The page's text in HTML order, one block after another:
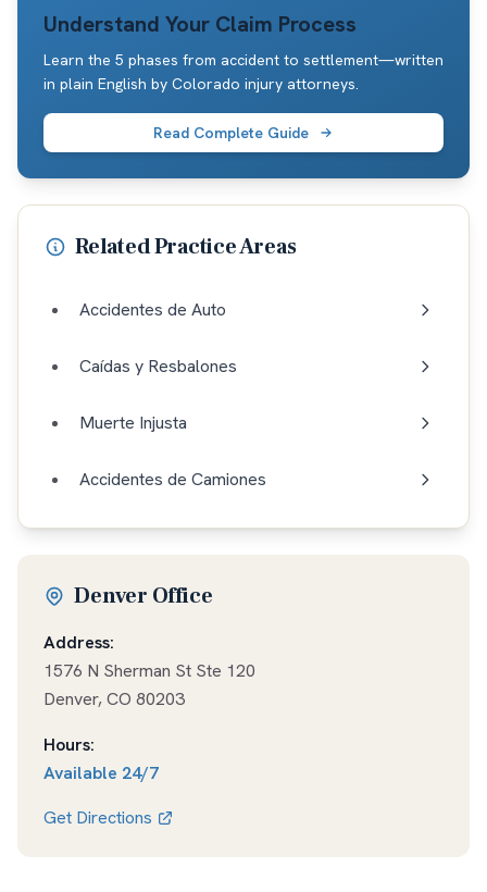
Understand Your Claim Process
Learn the 5 phases from accident to settlement—written
in plain English by Colorado injury attorneys.
Read Complete Guide
Related Practice Areas
Accidentes de Auto
Caídas y Resbalones
Muerte Injusta
Accidentes de Camiones
Denver Office
Address:
1576 N Sherman St Ste 120
Denver,CO 80203
Hours:
Available 24/7
Get Directions